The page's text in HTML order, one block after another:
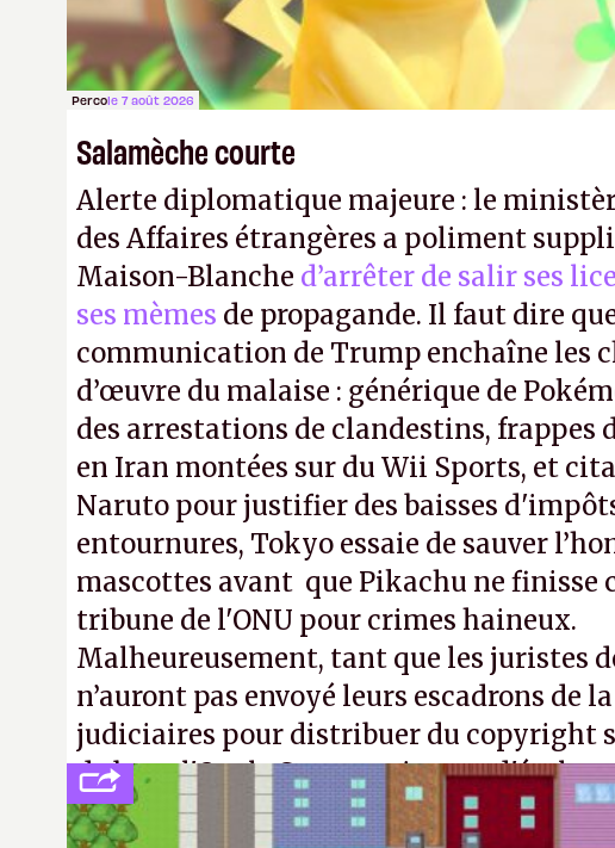
Percole 7 août 2026
Salamèche courte
Alerte diplomatique majeure : le
des Affaires étrangères a poliment
Maison-Blanche d’arrêter de salir ses
ses mèmes de propagande. Il faut dire
communication de Trump enchaîne les
d’œuvre du malaise : générique de
des arrestations de clandestins, frappes
en Iran montées sur du Wii Sports, et
Naruto pour justifier des baisses
entournures, Tokyo essaie de sauver
mascottes avant que Pikachu ne finisse
tribune de l'ONU pour crimes haineux.
Malheureusement, tant que les juristes
n’auront pas envoyé leurs escadrons de
judiciaires pour distribuer du copyright
de bras, l'Oncle Sam continuera d'étaler
intellectuelle sur vos souvenirs